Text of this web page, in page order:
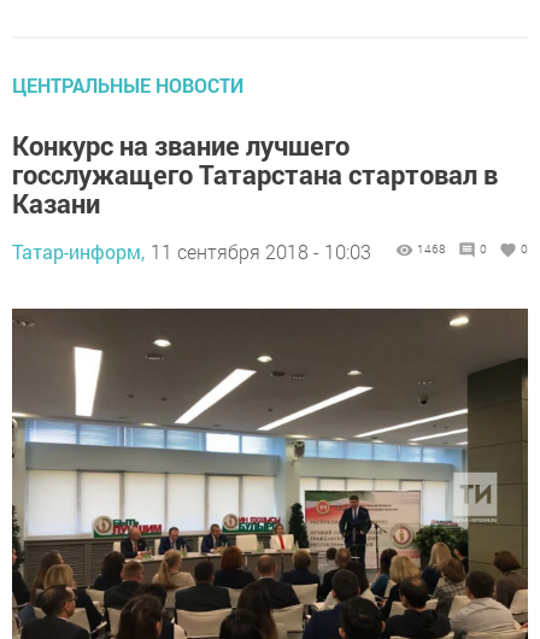
ЦЕНТРАЛЬНЫЕ НОВОСТИ
Конкурс на звание лучшего
госслужащего Татарстана стартовал в
Казани
Татар-информ, 11 сентября 2018 - 10:03 1468 0 0